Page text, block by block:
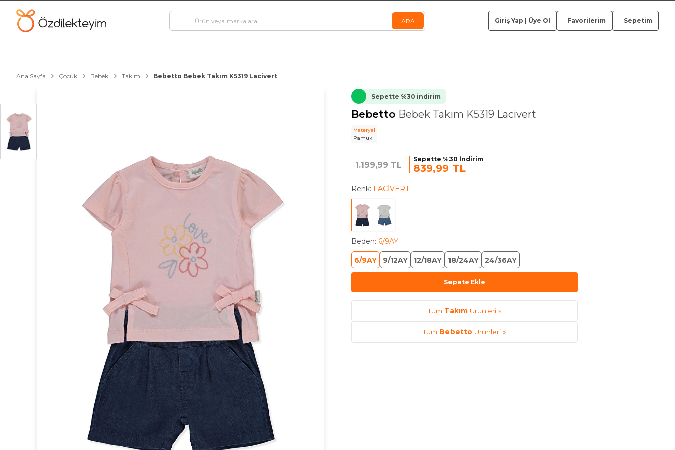
Giriş Yap Üye Ol Favorilerim Sepetim
Ana Sayfa Çocuk Bebek Takım Bebetto Bebek Takım K5319 Lacivert
Sepette %30 indirim
Bebetto Bebek Takım K5319 Lacivert
Materyal
Pamuk
1.199,99 TL
Sepette %30 İndirim
839,99 TL
Renk: LACİVERT
Beden: 6/9AY
6/9AY 9/12AY 12/18AY 18/24AY 24/36AY
Sepete Ekle
Tüm TakımÜrünleri »
Tüm Bebetto Ürünleri »